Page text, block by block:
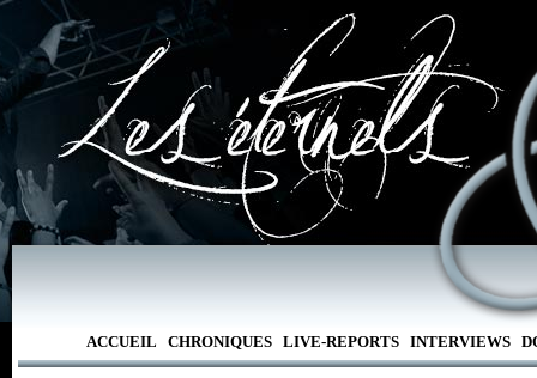
ACCUEIL CHRONIQUES LIVE-REPORTS INTERVIEWS